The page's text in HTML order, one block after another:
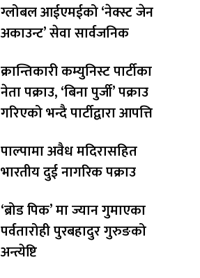
ग्लोबल आईएमईको ‘नेक्स्ट जेन
अकाउन्ट’ सेवा सार्वजनिक
क्रान्तिकारी कम्युनिस्ट पार्टीका
नेता पक्राउ, ‘बिना पुर्जी’ पक्राउ
गरिएको भन्दै पार्टीद्वारा आपत्ति
पाल्पामा अवैध मदिरासहित
भारतीय दुई नागरिक पक्राउ
‘ब्रोड पिक’ मा ज्यान गुमाएका
पर्वतारोही पुरबहादुर गुरुङको
अन्त्येष्टि